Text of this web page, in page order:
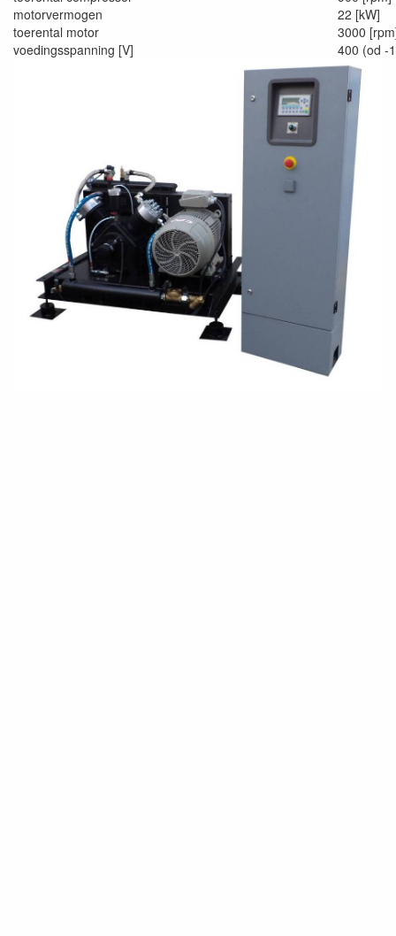
motorvermogen
22 [kW]
toerental motor
3000
voedingsspanning [V]
400 (od -